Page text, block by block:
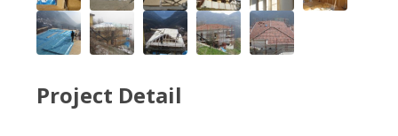
Project Detail